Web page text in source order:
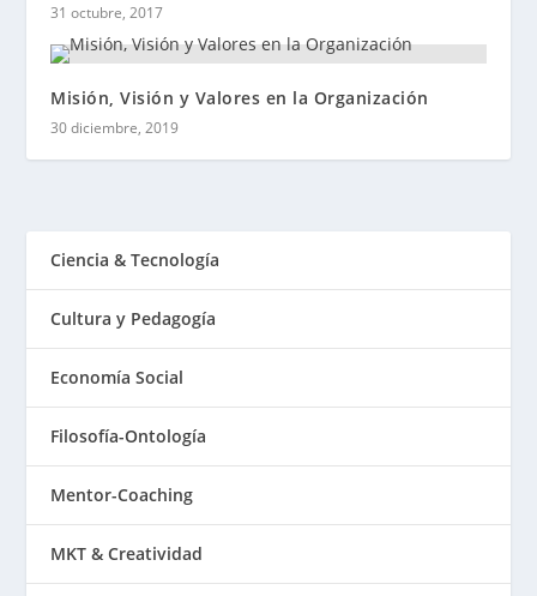
31 octubre, 2017
Misión, Visión y Valores en la Organización
30 diciembre, 2019
Ciencia & Tecnología
Cultura y Pedagogía
Economía Social
Filosofía-Ontología
Mentor-Coaching
MKT & Creatividad